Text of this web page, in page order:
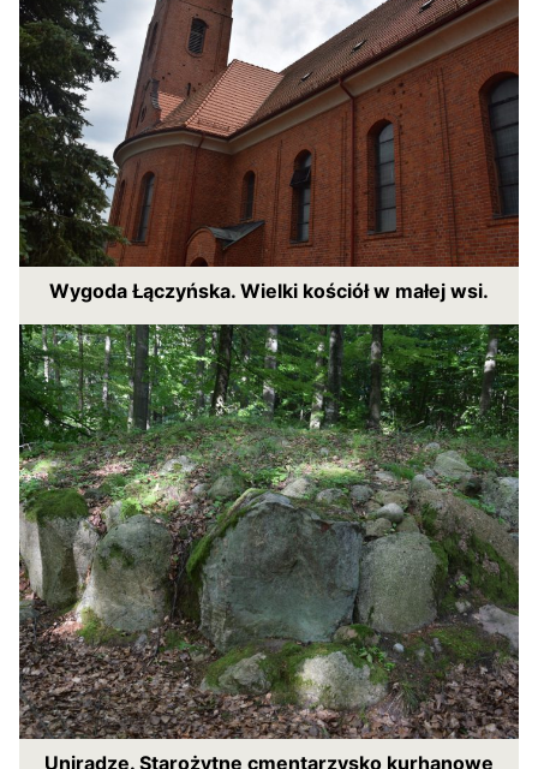
Wygoda Łączyńska. Wielki kościół w małej wsi.
Uniradze. Starożytne cmentarzysko kurhanowe